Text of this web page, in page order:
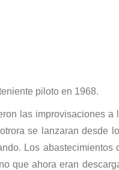
piloto en 1968.
las improvisaciones
se lanzaran desde
Los abastecimientos
que ahora eran